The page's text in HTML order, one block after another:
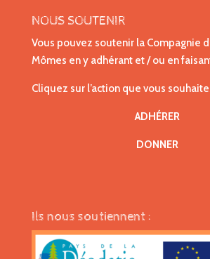
NOUS SOUTENIR
Vous pouvez soutenir la Compagnie
Mômes en y adhérant et / ou en
Cliquez sur l’action que vous
ADHÉRER
DONNER
Ils nous soutiennent :